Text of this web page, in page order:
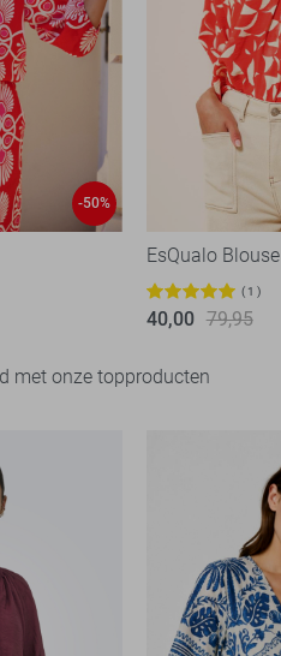
-50%
EsQualo Blouse
1
40,00 79,95
met onze topproducten